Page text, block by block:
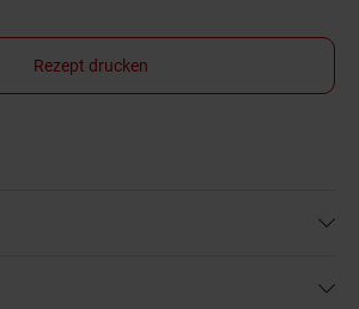
Rezept drucken